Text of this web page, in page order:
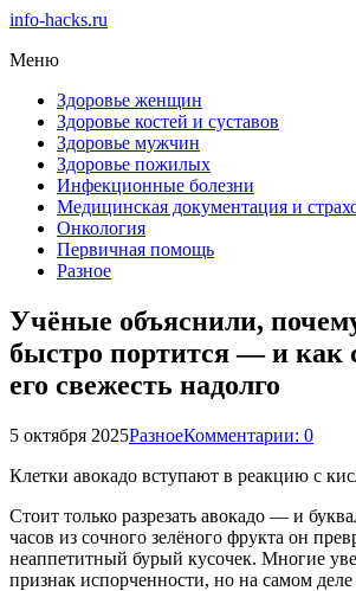
info-hacks.ru
Меню
Здоровье женщин
Здоровье костей и суставов
Здоровье мужчин
Здоровье пожилых
Инфекционные болезни
Медицинская документация и
Онкология
Первичная помощь
Разное
Учёные объяснили,
быстро портится — и как
его свежесть надолго
5 октября 2025РазноеКомментарии: 0
Клетки авокадо вступают в реакцию с
Стоит только разрезать авокадо — и
часов из сочного зелёного фрукта он
неаппетитный бурый кусочек. Многие
признак испорченности, но на самом